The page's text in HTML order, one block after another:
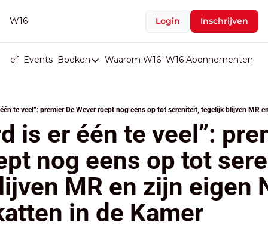
W16 Login Inschrijven
Events Boeken
Boeken
Boeken
Stop de Persen
Het Merk België
De Doodgravers van België
Bpost Hold-up
Waarom W16 W16 Abonnementen
is er één te veel”:
nog eens op tot
MR en zijn eigen
in de Kamer